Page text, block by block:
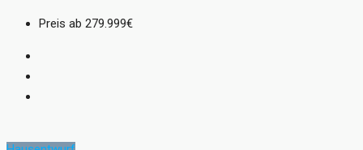
Preis ab 279.999€